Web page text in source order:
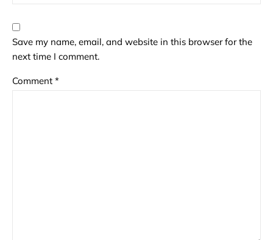
Save my name, email, and website in this browser for the
next time I comment.
Comment *